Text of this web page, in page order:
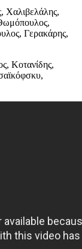
Χαλιβελάλης,
Γερακάρης,
Κοτανίδης,